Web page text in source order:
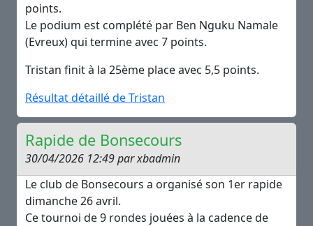
points.
Le podium est complété par Ben Nguku Namale
(Evreux) qui termine avec 7 points.
Tristan finit à la 25ème place avec 5,5 points.
Résultat détaillé de Tristan
Rapide de Bonsecours
30/04/2026 12:49 par xbadmin
Le club de Bonsecours a organisé son 1er rapide
dimanche 26 avril.
Ce tournoi de 9 rondes jouées à la cadence de